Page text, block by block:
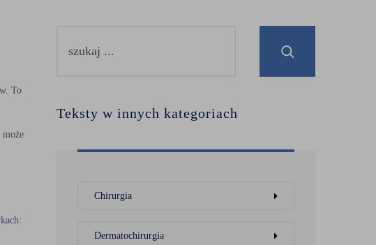
To
Teksty w innych kategoriach
Chirurgia
Dermatochirurgia